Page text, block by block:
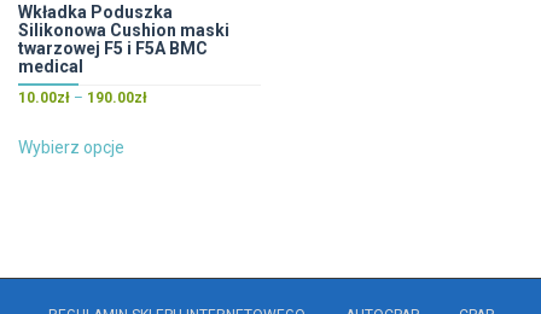
Wkładka Poduszka
Silikonowa Cushion maski
twarzowej F5 i F5A BMC
medical
10.00zł – 190.00złZakres
Wybierz opcje